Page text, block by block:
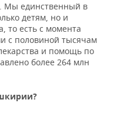
Мы единственный в
детям, но и
то есть с момента
с половиной тысячам
и помощь по
более 264 млн